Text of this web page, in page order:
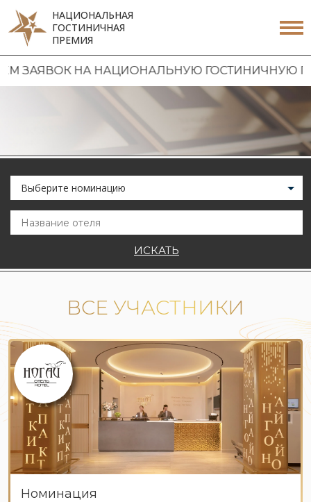
НАЦИОНАЛЬНАЯ
ГОСТИНИЧНАЯ
ПРЕМИЯ
НА НАЦИОНАЛЬНУЮ ГОСТИНИЧНУЮ
Выберите номинацию
ИСКАТЬ
ВСЕ УЧАСТНИКИ
Номинация